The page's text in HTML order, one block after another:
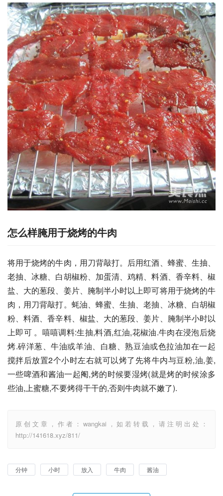
怎么样腌用于烧烤的牛肉
将用于烧烤的牛肉，用刀背敲打。后用红酒、蜂蜜、生抽、
老抽、冰糖、白胡椒粉、加蛋清、鸡精、料酒、香辛料、椒
盐、大的葱段、姜片、腌制半小时以上即可将用于烧烤的牛
肉，用刀背敲打。蚝油、蜂蜜、生抽、老抽、冰糖、白胡椒
粉、料酒、香辛料、椒盐、大的葱段、姜片、腌制半小时以
上即可 。嘻嘻调料:生抽,料酒,红油,花椒油.牛肉在浸泡后烧
烤.碎洋葱、牛油或羊油、白糖、熟豆油或色拉油加在一起
搅拌后放置2个小时左右就可以烤了先将牛内与豆粉,油,姜,
一些啤酒和酱油一起阉,烤的时候要湿烤(就是烤的时候涂多
些油,上蜜糖,不要烤得干干的,否则牛肉就不嫩了).
原创文章，作者：wangkai，如若转载，请注明出处：
http://141618.xyz/811/
分钟 小时 放入 牛肉 酱油